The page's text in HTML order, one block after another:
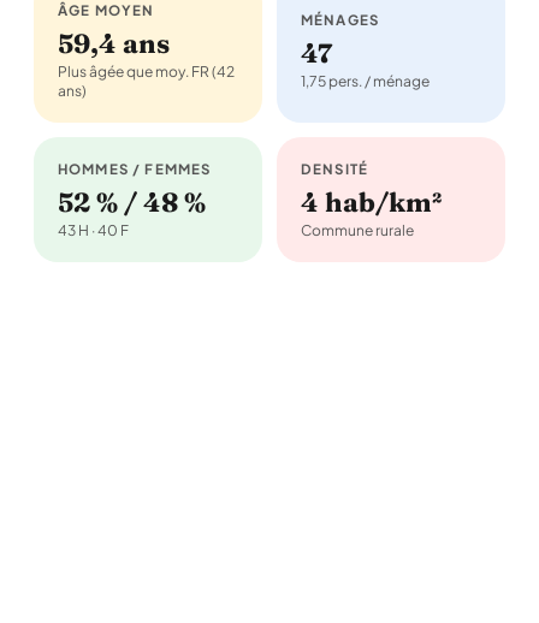
ÂGE MOYEN
59,4 ans
Plus âgée que moy. FR (42
ans)
MÉNAGES
47
1,75 pers. / ménage
HOMMES / FEMMES
52 % / 48 %
43 H · 40 F
DENSITÉ
4 hab/km²
Commune rurale